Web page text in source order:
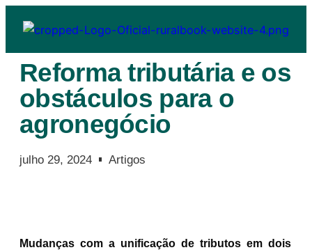
Reforma tributária e os
obstáculos para o
agronegócio
julho 29, 2024 Artigos
Mudanças com a unificação de tributos em dois